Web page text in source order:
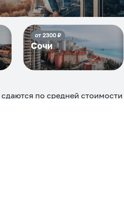
от 2300₽
Сочи
сдаются по средней стоимости